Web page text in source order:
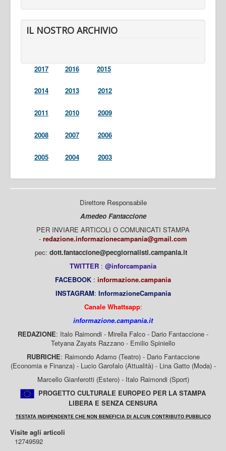
IL NOSTRO ARCHIVIO
2017 2016 2015
2014 2013 2012
2011 2010 2009
2008 2007 2006
2005 2004 2003
Direttore Responsabile
Amedeo Fantaccione
PER INVIARE ARTICOLI O COMUNICATI STAMPA
- redazione.informazionecampania@gmail.com
pec: dott.fantaccione@pecgiornalisti.campania.it
TWITTER : @inforcampania
FACEBOOK : informazione.campania
INSTAGRAM: InformazioneCampania
Canale Whattsapp:
informazione.campania.it
REDAZIONE: Italo Raimondi - Mirella Falco - Dario Fantaccione -
Tetyana Zayats Razzano - Emilio Spiniello
RUBRICHE: Raimondo Adamo (Teatro) - Dario Fantaccione
(Economia e Finanza) - Lucio Garofalo (Attualità) - Lina Gatto (Moda) -
Marcello Gianferotti (Estero) - Italo Raimondi (Sport)
PROGETTO CULTURALE EUROPEO PER LA STAMPA
LIBERA E SENZA CENSURA
TESTATA INDIPENDENTE CHE NON BENEFICIA DI ALCUN CONTRIBUTO PUBBLICO
Visite agli articoli
12749592